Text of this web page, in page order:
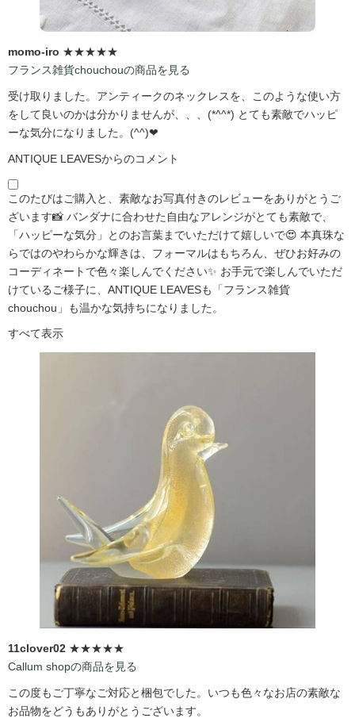
momo-iro ★★★★★
フランス雑貨chouchouの商品を見る
受け取りました。アンティークのネックレスを、このような使い方
をして良いのかは分かりませんが、、、(*^^*) とても素敵でハッピ
ーな気分になりました。(^^)❤
ANTIQUE LEAVESからのコメント
このたびはご購入と、素敵なお写真付きのレビューをありがとうご
ざいます📸 バンダナに合わせた自由なアレンジがとても素敵で、
「ハッピーな気分」とのお言葉までいただけて嬉しいで😍 本真珠な
らではのやわらかな輝きは、フォーマルはもちろん、ぜひお好みの
コーディネートで色々楽しんでください✨ お手元で楽しんでいただ
けているご様子に、ANTIQUE LEAVESも「フランス雑貨
chouchou」も温かな気持ちになりました。
すべて表示
11clover02 ★★★★★
Callum shopの商品を見る
この度もご丁寧なご対応と梱包でした。いつも色々なお店の素敵な
お品物をどうもありがとうございます。